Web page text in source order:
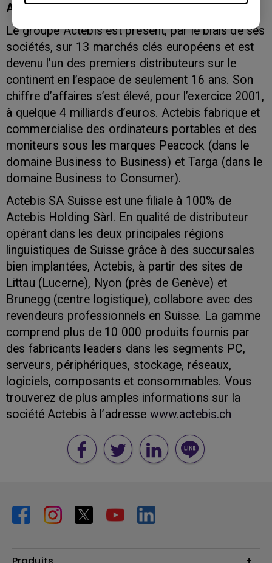
Actebis
Le groupe Actebis est présent, par le biais de ses
sociétés, sur 13 marchés clés européens et est
devenu l’un des premiers distributeurs sur le
continent en l’espace de seulement 16 ans. Son
chiffre d’affaires s’est élevé, pour l’exercice 2001,
à quelque 4 milliards d’euros. Actebis fabrique et
commercialise des ordinateurs portables et des
moniteurs sous les marques Peacock (dans le
domaine Business to Business) et Targa (dans le
domaine Business to Consumer).
Actebis SA Suisse est une filiale à 100% de
Actebis Holding Sàrl. En qualité de distributeur
opérant dans les deux principales régions
linguistiques de Suisse grâce à des succursales
bien implantées, Actebis, à partir des sites de
Littau (Lucerne), Nyon (près de Genève) et
Brunegg (centre logistique), collabore avec des
revendeurs professionnels en Suisse. La gamme
comprend plus de 10 000 produits fournis par
des fabricants leaders dans les segments PC,
serveurs, périphériques, stockage, réseaux,
logiciels, composants et consommables. Vous
trouverez de plus amples informations sur la
société Actebis à l’adresse www.actebis.ch